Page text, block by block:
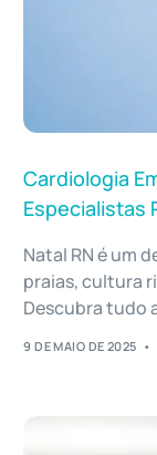
Cardiologia
Especialistas
Natal RN é um
praias, cultura
Descubra tudo
9 DE MAIO DE 2025